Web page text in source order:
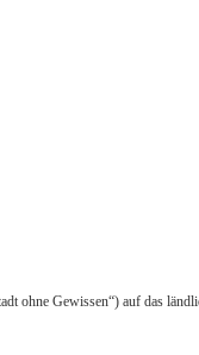
Gewissen“) auf das